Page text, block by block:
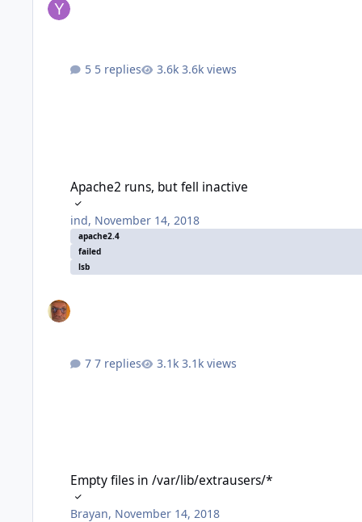
5 replies 3.6k views
Apache2 runs, but fell inactive
ind, November 14, 2018
apache2.4
failed
lsb
7 replies 3.1k views
Empty files in /var/lib/extrausers/*
Brayan, November 14, 2018